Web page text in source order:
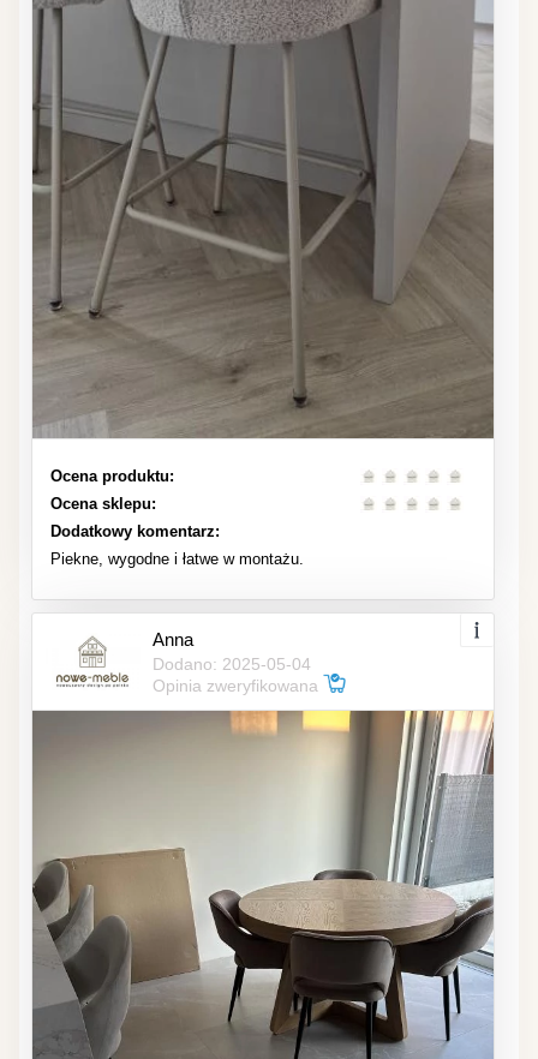
Ocena produktu:
Ocena sklepu:
Dodatkowy komentarz:
Piekne, wygodne i łatwe w montażu.
Anna
Dodano: 2025-05-04
Opinia zweryfikowana